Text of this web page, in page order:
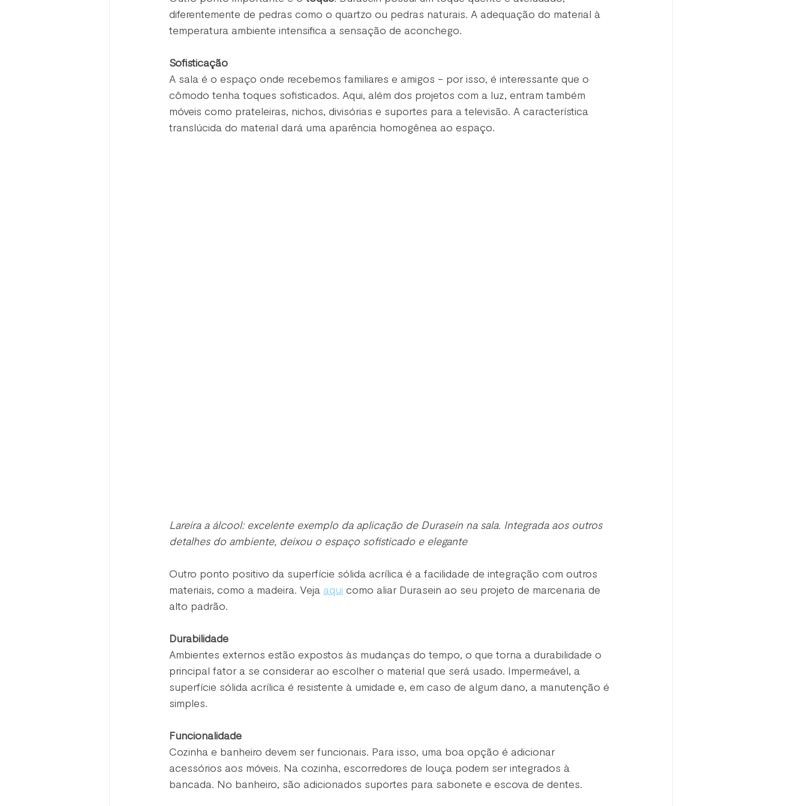
diferentemente de pedras como o quartzo ou pedras naturais. A adequação do material à
temperatura ambiente intensifica a sensação de aconchego.
Sofisticação
A sala é o espaço onde recebemos familiares e amigos - por isso, é interessante que o
cômodo tenha toques sofisticados. Aqui, além dos projetos com a luz, entram também
móveis como prateleiras, nichos, divisórias e suportes para a televisão. A característica
translúcida do material dará uma aparência homogênea ao espaço.
Lareira a álcool: excelente exemplo da aplicação de Durasein na sala. Integrada aos outros
detalhes do ambiente, deixou o espaço sofisticado e elegante
Outro ponto positivo da superfície sólida acrílica é a facilidade de integração com outros
materiais, como a madeira. Veja aqui como aliar Durasein ao seu projeto de marcenaria de
alto padrão.
Durabilidade
Ambientes externos estão expostos às mudanças do tempo, o que torna a durabilidade o
principal fator a se considerar ao escolher o material que será usado. Impermeável, a
superfície sólida acrílica é resistente à umidade e, em caso de algum dano, a manutenção é
simples.
Funcionalidade
Cozinha e banheiro devem ser funcionais. Para isso, uma boa opção é adicionar
acessórios aos móveis. Na cozinha, escorredores de louça podem ser integrados à
bancada. No banheiro, são adicionados suportes para sabonete e escova de dentes.